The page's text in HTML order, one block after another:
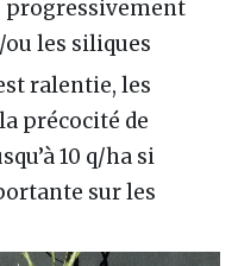
progressivement
les siliques
ralentie, les
précocité de
10 q/ha si
sur les